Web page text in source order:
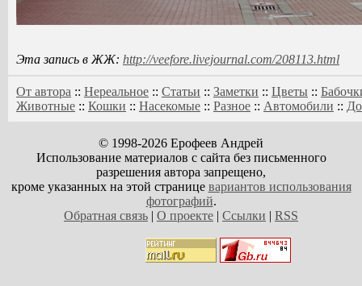
Эта запись в ЖЖ: http://veefore.livejournal.com/208113.html
От автора :: Нереальное :: Статьи :: Заметки :: Цветы ::
Животные :: Кошки :: Насекомые :: Разное :: Автомобили ::
© 1998-2026 Ерофеев Андрей
Использование материалов с сайта без письменного
разрешения автора запрещено,
кроме указанных на этой странице вариантов использования
фотографий.
Обратная связь | О проекте | Ссылки | RSS